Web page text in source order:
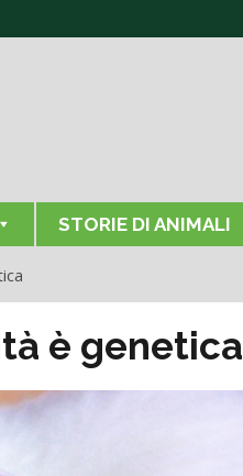
STORIE DI ANIMALI
è genetica